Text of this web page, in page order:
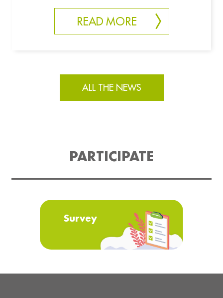
READ MORE
ALL THE NEWS
PARTICIPATE
Survey